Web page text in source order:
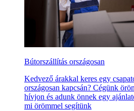
Bútorszállítás országosan
Kedvező árakkal keres egy
országosan kapcsán? Cégünk
hívjon és adunk önnek egy
mi örömmel segítünk